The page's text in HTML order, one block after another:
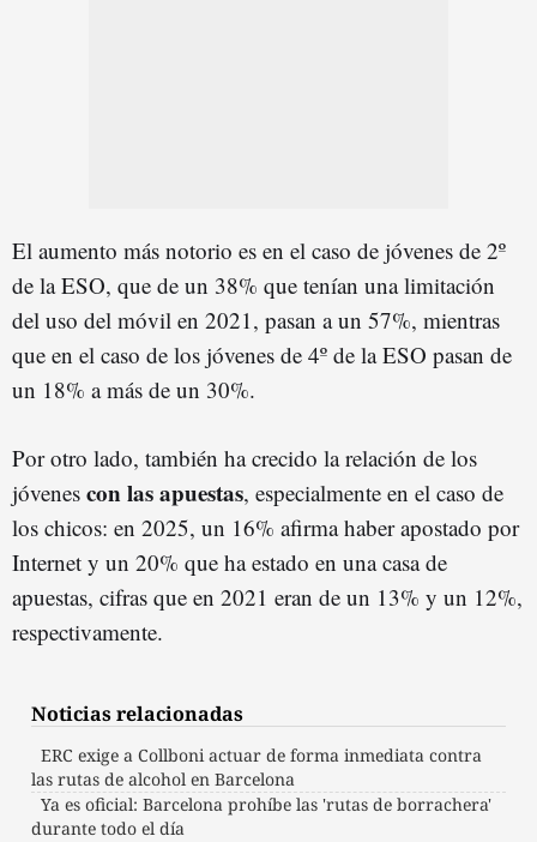
El aumento más notorio es en el caso de jóvenes de 2º
de la ESO, que de un 38% que tenían una limitación
del uso del móvil en 2021, pasan a un 57%, mientras
que en el caso de los jóvenes de 4º de la ESO pasan de
un 18% a más de un 30%.
Por otro lado, también ha crecido la relación de los
jóvenes con las apuestas, especialmente en el caso de
los chicos: en 2025, un 16% afirma haber apostado por
Internet y un 20% que ha estado en una casa de
apuestas, cifras que en 2021 eran de un 13% y un 12%,
respectivamente.
Noticias relacionadas
ERC exige a Collboni actuar de forma inmediata contra
las rutas de alcohol en Barcelona
Ya es oficial: Barcelona prohíbe las 'rutas de borrachera'
durante todo el día